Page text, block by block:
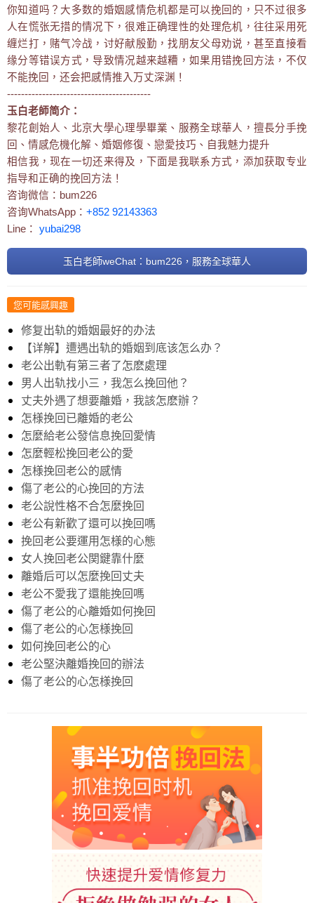
你知道吗？大多数的婚姻感情危机都是可以挽回的，只不过很多
人在慌张无措的情况下，很难正确理性的处理危机，往往采用死
缠烂打，赌气冷战，讨好献殷勤，找朋友父母劝说，甚至直接看
缘分等错误方式，导致情况越来越糟，如果用错挽回方法，不仅
不能挽回，还会把感情推入万丈深渊！
-----------------------------------------
玉白老師简介：
黎花創始人、北京大學心理學畢業、服務全球華人，擅長分手挽
回、情感危機化解、婚姻修復、戀愛技巧、自我魅力提升
相信我，现在一切还来得及，下面是我联系方式，添加获取专业
指导和正确的挽回方法！
咨询微信：bum226
咨询WhatsApp： +852 92143363
Line： yubai298
玉白老師weChat：bum226，服務全球華人
您可能感興趣
修复出轨的婚姻最好的办法
【详解】遭遇出轨的婚姻到底该怎么办？
老公出軌有第三者了怎麽處理
男人出轨找小三，我怎么挽回他？
丈夫外遇了想要離婚，我該怎麽辦？
怎様挽回已離婚的老公
怎麼給老公發信息挽回愛情
怎麼輕松挽回老公的愛
怎様挽回老公的感情
傷了老公的心挽回的方法
老公說性格不合怎麼挽回
老公有新歡了還可以挽回嗎
挽回老公要運用怎様的心態
女人挽回老公関鍵靠什麼
離婚后可以怎麼挽回丈夫
老公不愛我了還能挽回嗎
傷了老公的心離婚如何挽回
傷了老公的心怎様挽回
如何挽回老公的心
老公堅決離婚挽回的辦法
傷了老公的心怎様挽回